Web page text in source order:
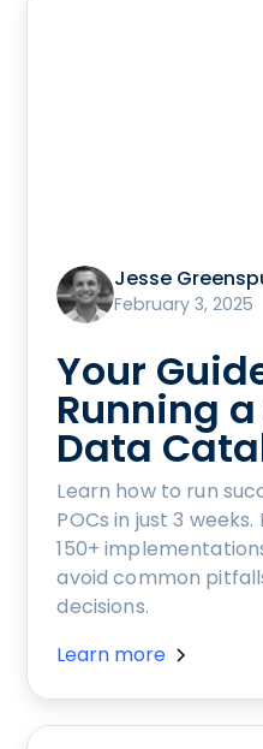
Jesse
February 3, 2025
Your
Running
Data
Learn how to run
POCs in just 3
150+
avoid common
decisions.
Learn more